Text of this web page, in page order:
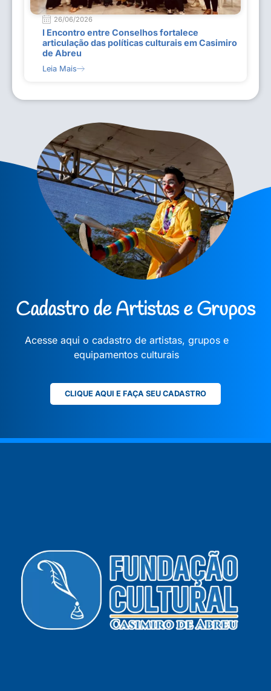
26/06/2026
I Encontro entre Conselhos fortalece
articulação das políticas culturais em Casimiro
de Abreu
Leia Mais
Cadastro de Artistas e Grupos
Acesse aqui o cadastro de artistas, grupos e
equipamentos culturais
CLIQUE AQUI E FAÇA SEU CADASTRO